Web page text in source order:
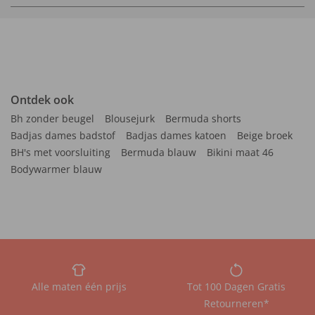
Ontdek ook
Bh zonder beugel Blousejurk
Bermuda shorts
Badjas dames badstof
Badjas dames katoen
Beige broek
BH's met voorsluiting
Bermuda blauw
Bikini maat 46
Bodywarmer blauw
Alle maten één prijs
Tot 100 Dagen Gratis
Retourneren*